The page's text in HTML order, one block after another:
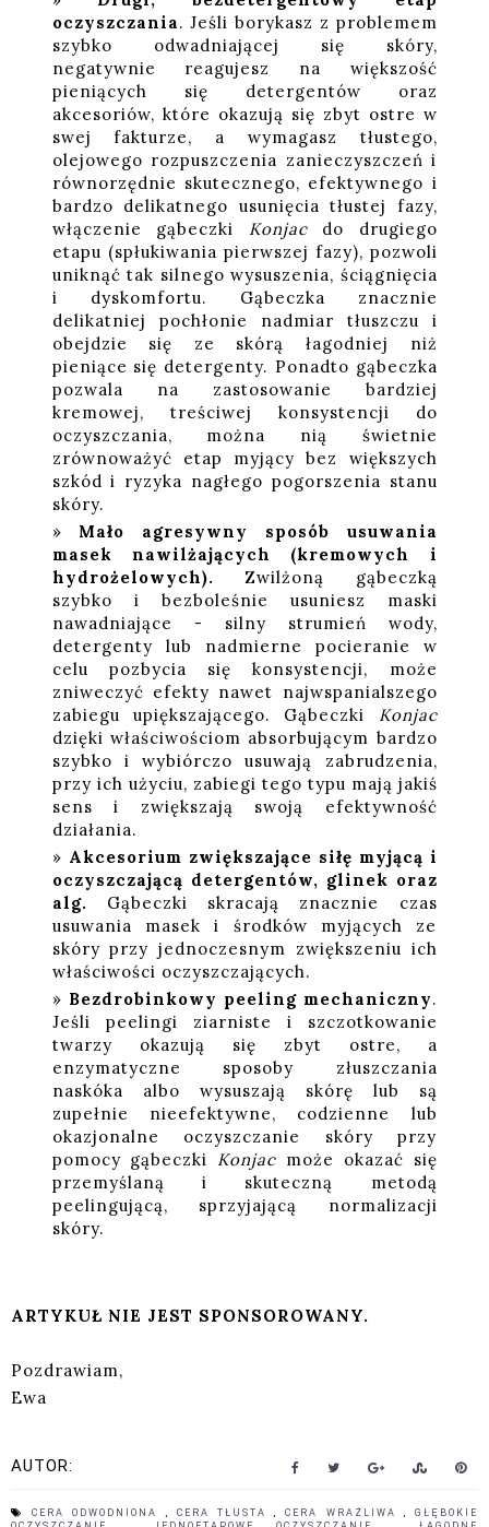
oczyszczania. Jeśli borykasz z problemem
szybko odwadniającej się skóry,
negatywnie reagujesz na większość
pieniących się detergentów oraz
akcesoriów, które okazują się zbyt ostre w
swej fakturze, a wymagasz tłustego,
olejowego rozpuszczenia zanieczyszczeń i
równorzędnie skutecznego, efektywnego i
bardzo delikatnego usunięcia tłustej fazy,
włączenie gąbeczki Konjacdo drugiego
etapu (spłukiwania pierwszej fazy), pozwoli
uniknąć tak silnego wysuszenia, ściągnięcia
i dyskomfortu. Gąbeczka znacznie
delikatniej pochłonie nadmiar tłuszczu i
obejdzie się ze skórą łagodniej niż
pieniące się detergenty. Ponadto gąbeczka
pozwala na zastosowanie bardziej
kremowej, treściwej konsystencji do
oczyszczania, można nią świetnie
zrównoważyć etap myjący bez większych
szkód i ryzyka nagłego pogorszenia stanu
skóry.
Mało agresywny sposób usuwania
masek nawilżających (kremowych i
hydrożelowych). Zwilżoną gąbeczką
szybko i bezboleśnie usuniesz maski
nawadniające - silny strumień wody,
detergenty lub nadmierne pocieranie w
celu pozbycia się konsystencji, może
zniweczyć efekty nawet najwspanialszego
zabiegu upiększającego. Gąbeczki Konjac
dzięki właściwościom absorbującym bardzo
szybko i wybiórczo usuwają zabrudzenia,
przy ich użyciu, zabiegi tego typu mają jakiś
sens i zwiększają swoją efektywność
działania.
Akcesorium zwiększające siłę myjącą i
oczyszczającą detergentów, glinek oraz
alg. Gąbeczki skracają znacznie czas
usuwania masek i środków myjących ze
skóry przy jednoczesnym zwiększeniu ich
właściwości oczyszczających.
Bezdrobinkowy peeling mechaniczny.
Jeśli peelingi ziarniste i szczotkowanie
twarzy okazują się zbyt ostre, a
enzymatyczne sposoby złuszczania
naskóka albo wysuszają skórę lub są
zupełnie nieefektywne, codzienne lub
okazjonalne oczyszczanie skóry przy
pomocy gąbeczki Konjac może okazać się
przemyślaną i skuteczną metodą
peelingującą, sprzyjającą normalizacji
skóry.
ARTYKUŁ NIE JEST SPONSOROWANY.
Pozdrawiam,
Ewa
AUTOR:
CERA ODWODNIONA , CERA TŁUSTA,CERA WRAŻLIWA ,GŁĘBOKIE